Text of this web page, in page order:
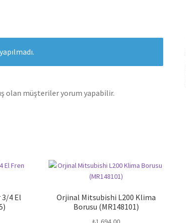
olan müşteriler yorum yapabilir.
4 El
Orjinal Mitsubishi L200 Klima
Borusu (MR148101)